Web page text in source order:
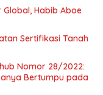
Global, Habib Aboe
Sertifikasi Tanah
Nomor 28/2022:
Bertumpu pada